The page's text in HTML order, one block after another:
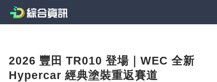
2026 豐田 TR010 登場｜WEC 全新
Hypercar 經典塗裝重返賽道